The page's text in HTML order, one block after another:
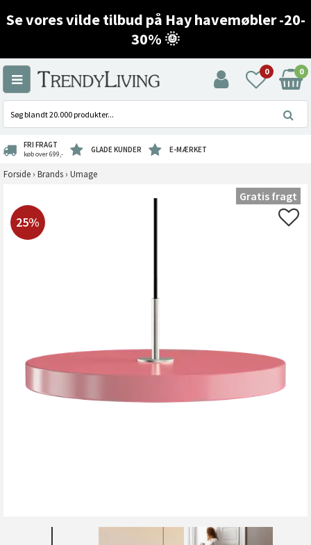
Se vores vilde tilbud på Hay havemøbler -20-
30% 🌞
0 0
FRI FRAGT
køb over 699,- GLADE KUNDER E-MÆRKET
Forside › Brands › Umage
25%
Gratis fragt